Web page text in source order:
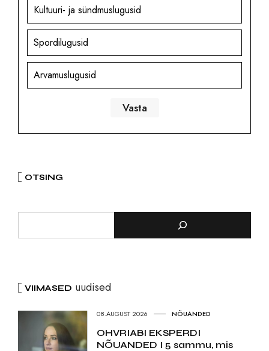
Kultuuri- ja sündmuslugusid
Spordilugusid
Arvamuslugusid
OTSING
VIIMASED uudised
08.AUGUST 2026 NÕUANDED
OHVRIABI EKSPERDI
NÕUANDED I 5 sammu, mis